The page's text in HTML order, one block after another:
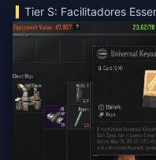
Tier S: Facilitadores